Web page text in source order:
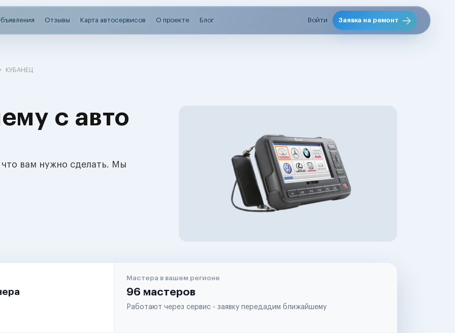
Отзывы Карта автосервисов О проекте Блог Войти Заявка на ремонт
КУБАНЕЦ
с авто
вам нужно сделать. Мы
Мастера в вашем регионе
96 мастеров
Работают через сервис - заявку передадим ближайшему